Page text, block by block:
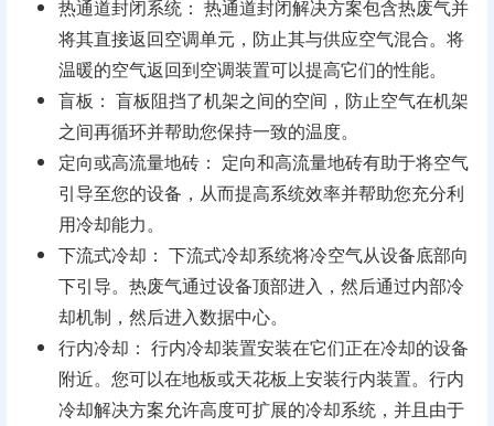
热通道封闭系统： 热通道封闭解决方案包含热废气并
将其直接返回空调单元，防止其与供应空气混合。将
温暖的空气返回到空调装置可以提高它们的性能。
盲板： 盲板阻挡了机架之间的空间，防止空气在机架
之间再循环并帮助您保持一致的温度。
定向或高流量地砖： 定向和高流量地砖有助于将空气
引导至您的设备，从而提高系统效率并帮助您充分利
用冷却能力。
下流式冷却： 下流式冷却系统将冷空气从设备底部向
下引导。热废气通过设备顶部进入，然后通过内部冷
却机制，然后进入数据中心。
行内冷却： 行内冷却装置安装在它们正在冷却的设备
附近。您可以在地板或天花板上安装行内装置。行内
冷却解决方案允许高度可扩展的冷却系统，并且由于